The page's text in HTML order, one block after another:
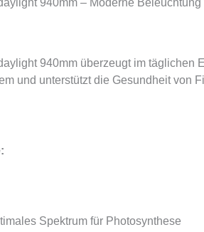
940mm – Moderne Beleuchtung
940mm überzeugt im täglichen
und unterstützt die Gesundheit von
Spektrum für Photosynthese